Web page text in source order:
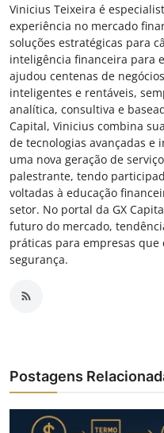
Vinicius Teixeira é
experiência no mercado
soluções estratégicas para
inteligência financeira para
ajudou centenas de
inteligentes e rentáveis,
analítica, consultiva e
Capital, Vinicius combina
de tecnologias avançadas
uma nova geração de
palestrante, tendo
voltadas à educação
setor. No portal da GX
futuro do mercado,
práticas para empresas
segurança.
Postagens